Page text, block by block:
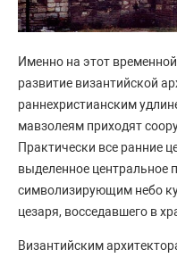
Именно на этот
развитие византийской
раннехристианским
мавзолеям приходят
Практически все ранние
выделенное центральное
символизирующим небо
цезаря, восседавшего в
Византийским